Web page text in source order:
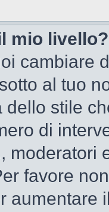
mio livello?
cambiare
al tuo
dello stile
di
moderatori
favore
aumentare